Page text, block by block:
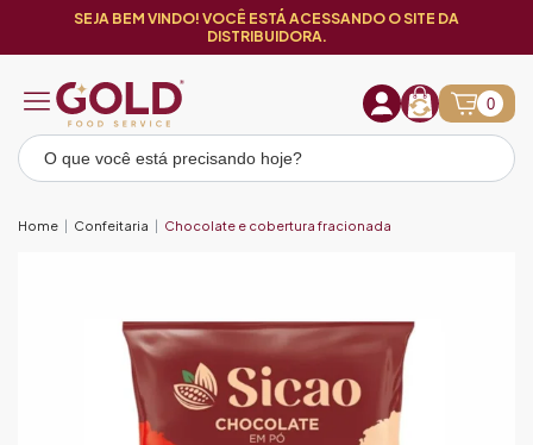
SEJA BEM VINDO! VOCÊ ESTÁ ACESSANDO O SITE DA
DISTRIBUIDORA.
0
Home Confeitaria Chocolate e cobertura fracionada